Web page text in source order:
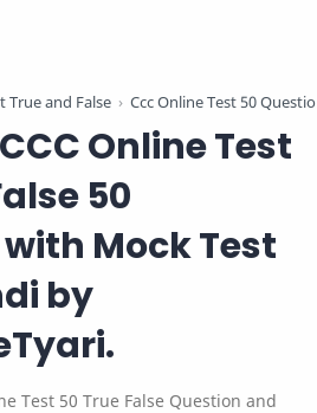
True and False Ccc Online Test 50
Online Test
50
Mock Test
by
Test 50 True False Question and